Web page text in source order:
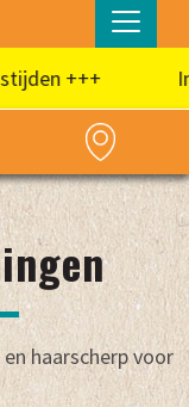
+++ In
haarscherp voor